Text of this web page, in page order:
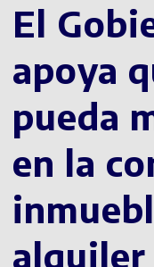
El
apoya
pueda
en la
alquiler